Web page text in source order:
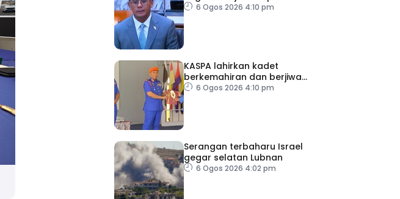
HPIPT 5,000 pelajar pada
6 Ogos 2026 4:10 pm
KASPA lahirkan kadet
berkemahiran dan berjiwa
sukarelawan
6 Ogos 2026 4:10 pm
Serangan terbaharu Israel
gegar selatan Lubnan
6 Ogos 2026 4:02 pm